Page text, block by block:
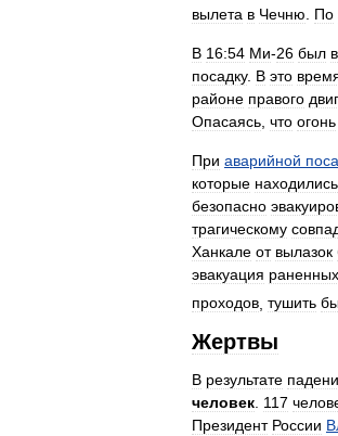
вылета в Чечню По
В 16:54 Ми-26 был в
посадку. В это
районе правого
Опасаясь что огонь
При аварийной
которые находились
безопасно
трагическому
Ханкале от вылазок
эвакуация раненных
проходов тушить
Жертвы
В результате
человек. 117
Президент России